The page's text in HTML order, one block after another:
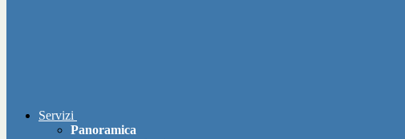
Servizi
Panoramica